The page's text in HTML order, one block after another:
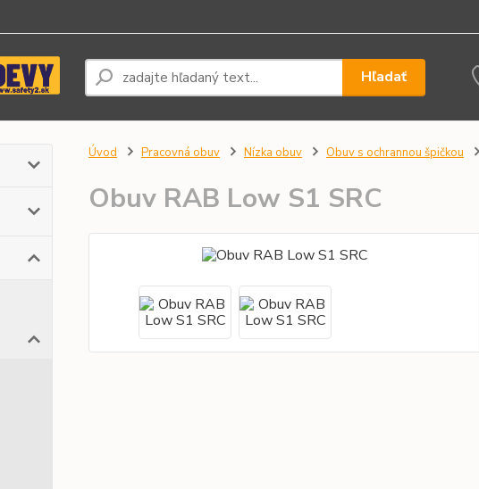
Hľadať
Úvod Pracovná obuv Nízka obuv Obuv s ochrannou špičkou
Obuv RAB Low S1 SRC